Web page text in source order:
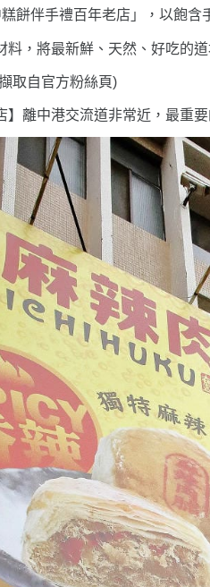
糕餅伴手禮百年老店」，以飽
料，將最新鮮、天然、好吃的
取自官方粉絲頁)
】離中港交流道非常近，最重